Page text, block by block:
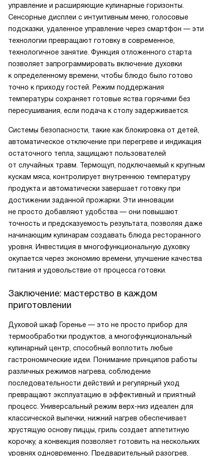
управление и расширяющие кулинарные горизонты.
Сенсорные дисплеи с интуитивным меню, голосовые
подсказки, удаленное управление через смартфон — эти
технологии превращают готовку в современное,
технологичное занятие. Функция отложенного старта
позволяет запрограммировать включение духовки
к определенному времени, чтобы блюдо было готово
точно к приходу гостей. Режим поддержания
температуры сохраняет готовые яства горячими без
пересушивания, если подача к столу задерживается.
Системы безопасности, такие как блокировка от детей,
автоматическое отключение при перегреве и индикация
остаточного тепла, защищают пользователей
от случайных травм. Термощуп, подключаемый к крупным
кускам мяса, контролирует внутреннюю температуру
продукта и автоматически завершает готовку при
достижении заданной прожарки. Эти инновации
не просто добавляют удобства — они повышают
точность и предсказуемость результата, позволяя даже
начинающим кулинарам создавать блюда ресторанного
уровня. Инвестиция в многофункциональную духовку
окупается через экономию времени, улучшение качества
питания и удовольствие от процесса готовки.
Заключение: мастерство в каждом
приготовлении
Духовой шкаф Горенье — это не просто прибор для
термообработки продуктов, а многофункциональный
кулинарный центр, способный воплотить любые
гастрономические идеи. Понимание принципов работы
различных режимов нагрева, соблюдение
последовательности действий и регулярный уход
превращают эксплуатацию в эффективный и приятный
процесс. Универсальный режим верх-низ идеален для
классической выпечки, нижний нагрев обеспечивает
хрустящую основу пиццы, гриль создает аппетитную
корочку, а конвекция позволяет готовить на нескольких
уровнях одновременно. Предварительный разогрев,